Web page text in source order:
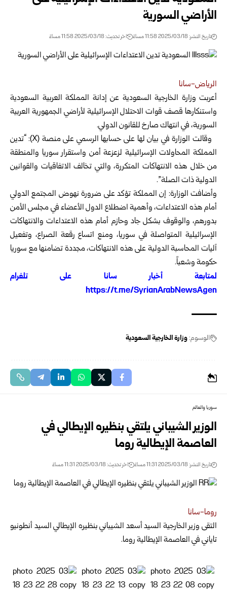
الأراضي السورية
تاريخ النشر: 2025/03/18 11:58 مساءً اخر تحديث: 2025/03/18 11:58 مساءً
الرياض-سانا
أعربت وزارة الخارجية السعودية عن إدانة المملكة العربية السعودية
واستنكارها قصف قوات الاحتلال الإسرائيلية لأراضي الجمهورية العربية
السورية، في انتهاك صارخ للقانون الدولي.
وقالت الوزارة في بيان لها على حسابها الرسمي على منصة (X): “تدين
المملكة المحاولات الإسرائيلية لزعزعة أمن واستقرار سوريا والمنطقة
من خلال هذه الانتهاكات المتكررة، والتي تخالف الاتفاقيات والقوانين
الدولية ذات الصلة”.
وأضافت الوزارة: إن المملكة تؤكد على ضرورة نهوض المجتمع الدولي
أمام هذه الاعتداءات، وأهمية اضطلاع الدول الأعضاء في مجلس الأمن
بدورهم، والوقوف بشكل جاد وحازم أمام هذه الاعتداءات والانتهاكات
الإسرائيلية المتواصلة في سوريا، ومنع اتساع رقعة الصراع، وتفعيل
آليات المحاسبة الدولية على هذه الانتهاكات، مجددة تضامنها مع سوريا
حكومة وشعباً.
لمتابعة أخبار سانا على تلغرام
https://t.me/SyrianArabNewsAgen
الوسوم:وزارة الخارجية السعودية
سوريا والعالم
الوزير الشيباني يلتقي بنظيره الإيطالي في
العاصمة الإيطالية روما
تاريخ النشر: 2025/03/18 11:31 مساءً اخر تحديث: 2025/03/18 11:31 مساءً
روما-سانا
التقى وزير الخارجية السيد أسعد الشيباني بنظيره الإيطالي السيد أنطونيو
تاياني في العاصمة الإيطالية روما.